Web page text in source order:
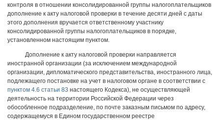
контроля в отношении консолидированной группы налогоплательщиков
дополнение к акту налоговой проверки в течение десяти дней с даты
этого дополнения вручается ответственному участнику
консолидированной группы налогоплательщиков в порядке,
установленном настоящим пунктом.
Дополнение к акту налоговой проверки направляется
иностранной организации (за исключением международной
организации, дипломатического представительства, иностранного лица,
подлежащего постановке на учет в налоговом органе в соответствии с
пунктом 4.6 статьи 83 настоящего Кодекса), не осуществляющей
деятельность на территории Российской Федерации через
обособленное подразделение, по почте заказным письмом по адресу,
содержащемуся в Едином государственном реестре